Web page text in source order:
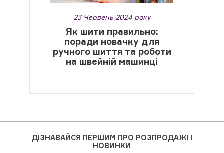
23 Червень 2024 року
Як шити правильно:
поради новачку для
ручного шиття та роботи
на швейній машинці
ДІЗНАВАЙСЯ ПЕРШИМ ПРО РОЗПРОДАЖІ І
НОВИНКИ